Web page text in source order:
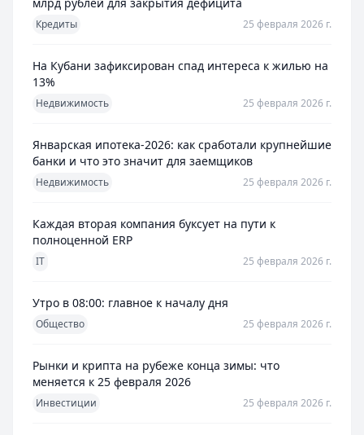
Кредиты 25 февраля 2026 г.
На Кубани зафиксирован спад интереса к жилью на
13%
Недвижимость 25 февраля 2026 г.
Январская ипотека-2026: как сработали крупнейшие
банки и что это значит для заемщиков
Недвижимость 25 февраля 2026 г.
Каждая вторая компания буксует на пути к
полноценной ERP
IT 25 февраля 2026 г.
Утро в 08:00: главное к началу дня
Общество 25 февраля 2026 г.
Рынки и крипта на рубеже конца зимы: что
меняется к 25 февраля 2026
Инвестиции 25 февраля 2026 г.